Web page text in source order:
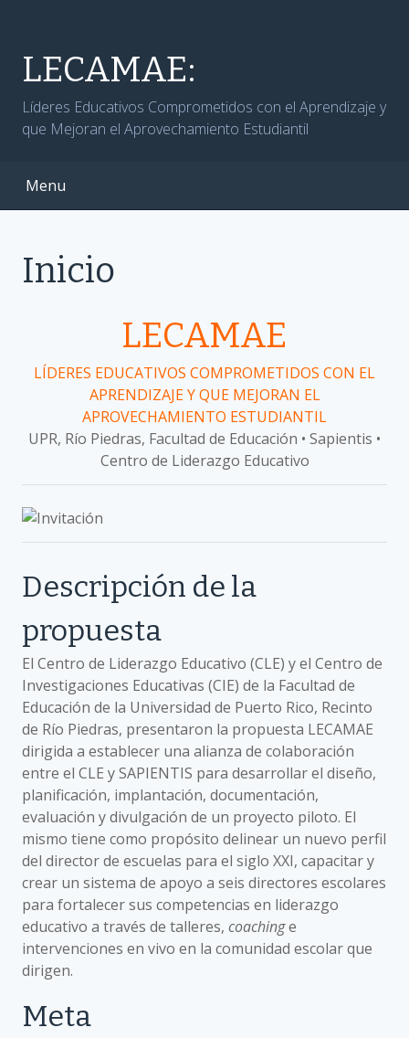
contentLECAMAE:
Líderes Educativos Comprometidos con el Aprendizaje y
que Mejoran el Aprovechamiento Estudiantil
Menu
Inicio
LECAMAE
LÍDERES EDUCATIVOS COMPROMETIDOS CON EL
APRENDIZAJE Y QUE MEJORAN EL
APROVECHAMIENTO ESTUDIANTIL
UPR, Río Piedras, Facultad de Educación • Sapientis •
Centro de Liderazgo Educativo
Descripción de la
propuesta
El Centro de Liderazgo Educativo (CLE) y el Centro de
Investigaciones Educativas (CIE) de la Facultad de
Educación de la Universidad de Puerto Rico, Recinto
de Río Piedras, presentaron la propuesta LECAMAE
dirigida a establecer una alianza de colaboración
entre el CLE y SAPIENTIS para desarrollar el diseño,
planificación, implantación, documentación,
evaluación y divulgación de un proyecto piloto. El
mismo tiene como propósito delinear un nuevo perfil
del director de escuelas para el siglo XXI, capacitar y
crear un sistema de apoyo a seis directores escolares
para fortalecer sus competencias en liderazgo
educativo a través de talleres, coachinge
intervenciones en vivo en la comunidad escolar que
dirigen.
Meta